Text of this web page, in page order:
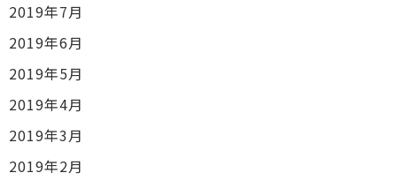
2019年7月
2019年6月
2019年5月
2019年4月
2019年3月
2019年2月